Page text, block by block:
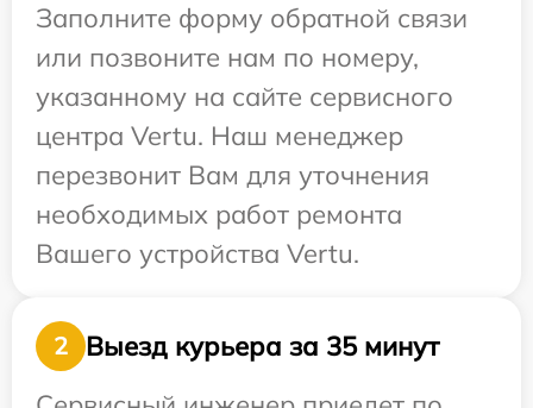
Заполните форму обратной связи
или позвоните нам по номеру,
указанному на сайте сервисного
центра Vertu. Наш менеджер
перезвонит Вам для уточнения
необходимых работ ремонта
Вашего устройства Vertu.
2
Выезд курьера за 35 минут